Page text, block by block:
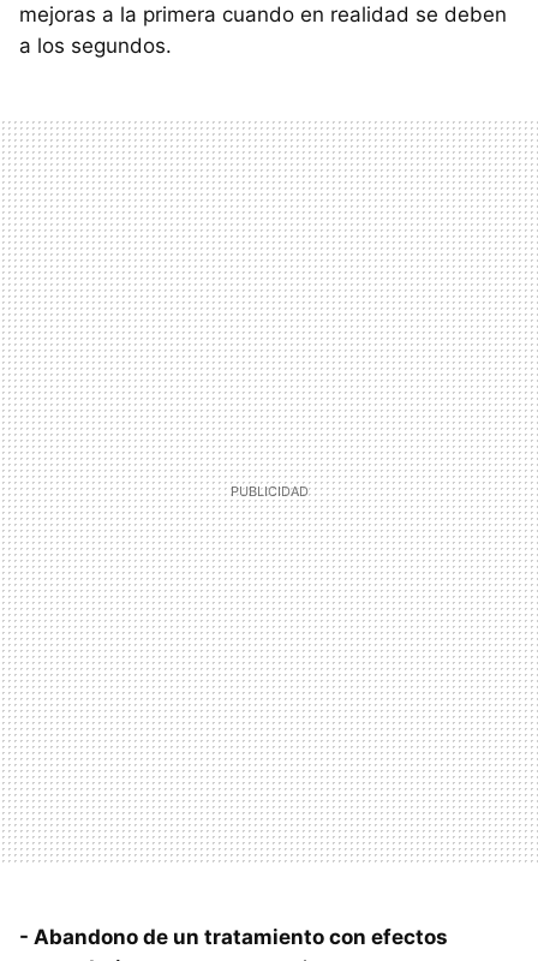
mejoras a la primera cuando en realidad se deben
a los segundos.
- Abandono de un tratamiento con efectos